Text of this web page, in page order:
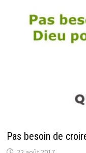
Pas besoin de